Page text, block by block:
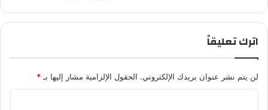
اترك تعليقاً
لن يتم نشر عنوان بريدك الإلكتروني. الحقول الإلزامية مشار إليها بـ*